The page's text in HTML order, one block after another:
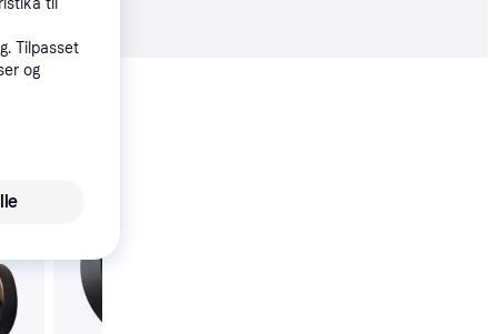
Vis alle
Tilpasset
og